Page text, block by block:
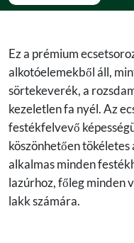
Ez a prémium
alkotóelemekből áll,
sörtekeverék, a
kezeletlen fa nyél. Az
festékfelvevő
köszönhetően
alkalmas minden
lazúrhoz, főleg minden
lakk számára.